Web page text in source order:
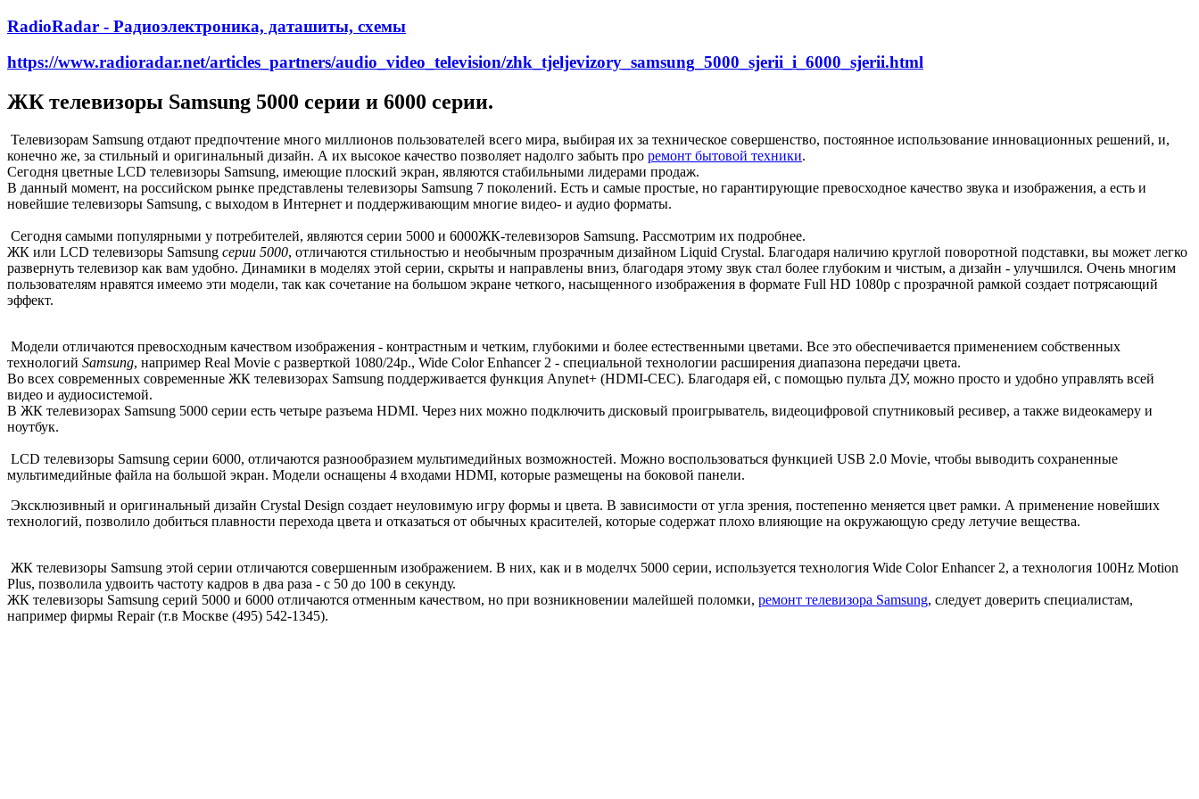
RadioRadar - Радиоэлектроника, даташиты, схемы
https://www.radioradar.net/articles_partners/audio_video_television/zhk_tjeljevizory_samsung_5000_sjerii_i_6000_sjerii.html
ЖК телевизоры Samsung 5000 серии и 6000 серии.
Телевизорам Samsung отдают предпочтение много миллионов пользователей всего мира, выбирая их за техническое совершенство, постоянное использование инновационных решений, и,
конечно же, за стильный и оригинальный дизайн. А их высокое качество позволяет надолго забыть про ремонт бытовой техники.
Сегодня цветные LCD телевизоры Samsung, имеющие плоский экран, являются стабильными лидерами продаж.
В данный момент, на российском рынке представлены телевизоры Samsung 7 поколений. Есть и самые простые, но гарантирующие превосходное качество звука и изображения, а есть и
новейшие телевизоры Samsung, с выходом в Интернет и поддерживающим многие видео- и аудио форматы.
Сегодня самыми популярными у потребителей, являются серии 5000 и 6000ЖК-телевизоров Samsung. Рассмотрим их подробнее.
ЖК или LCD телевизоры Samsung серии 5000, отличаются стильностью и необычным прозрачным дизайном Liquid Crystal. Благодаря наличию круглой поворотной подставки, вы может легко
развернуть телевизор как вам удобно. Динамики в моделях этой серии, скрыты и направлены вниз, благодаря этому звук стал более глубоким и чистым, а дизайн - улучшился. Очень многим
пользователям нравятся имеемо эти модели, так как сочетание на большом экране четкого, насыщенного изображения в формате Full HD 1080p с прозрачной рамкой создает потрясающий
эффект.
Модели отличаются превосходным качеством изображения - контрастным и четким, глубокими и более естественными цветами. Все это обеспечивается применением собственных
технологий Samsung, например Real Movie с разверткой 1080/24p., Wide Color Enhancer 2 - специальной технологии расширения диапазона передачи цвета.
Во всех современных современные ЖК телевизорах Samsung поддерживается функция Anynet+ (HDMI-CEC). Благодаря ей, с помощью пульта ДУ, можно просто и удобно управлять всей
видео и аудиосистемой.
В ЖК телевизорах Samsung 5000 серии есть четыре разъема HDMI. Через них можно подключить дисковый проигрыватель, видеоцифровой спутниковый ресивер, а также видеокамеру и
ноутбук.
LCD телевизоры Samsung серии 6000, отличаются разнообразием мультимедийных возможностей. Можно воспользоваться функцией USB 2.0 Movie, чтобы выводить сохраненные
мультимедийные файла на большой экран. Модели оснащены 4 входами HDMI, которые размещены на боковой панели.
Эксклюзивный и оригинальный дизайн Crystal Design создает неуловимую игру формы и цвета. В зависимости от угла зрения, постепенно меняется цвет рамки. А применение новейших
технологий, позволило добиться плавности перехода цвета и отказаться от обычных красителей, которые содержат плохо влияющие на окружающую среду летучие вещества.
ЖК телевизоры Samsung этой серии отличаются совершенным изображением. В них, как и в моделчх 5000 серии, используется технология Wide Color Enhancer 2, а технология 100Hz Motion
Plus, позволила удвоить частоту кадров в два раза - с 50 до 100 в секунду.
ЖК телевизоры Samsung серий 5000 и 6000 отличаются отменным качеством, но при возникновении малейшей поломки, ремонт телевизора Samsung, следует доверить специалистам,
например фирмы Repair(т.в Москве (495) 542-1345).